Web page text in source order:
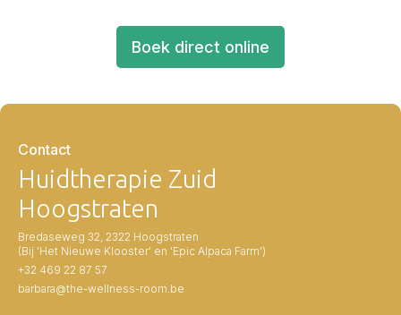
Boek direct online
Contact
Huidtherapie Zuid
Hoogstraten
Bredaseweg 32, 2322 Hoogstraten
(Bij 'Het Nieuwe Klooster' en 'Epic Alpaca Farm')
+32 469 22 87 57
barbara@the-wellness-room.be